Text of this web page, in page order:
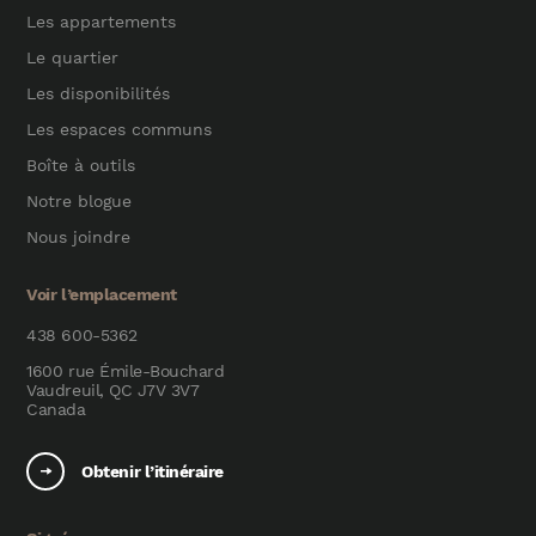
Les appartements
Le quartier
Les disponibilités
Les espaces communs
Boîte à outils
Notre blogue
Nous joindre
Voir l’emplacement
438 600-5362
1600 rue Émile-Bouchard
Vaudreuil, QC J7V 3V7
Canada
Obtenir l’itinéraire